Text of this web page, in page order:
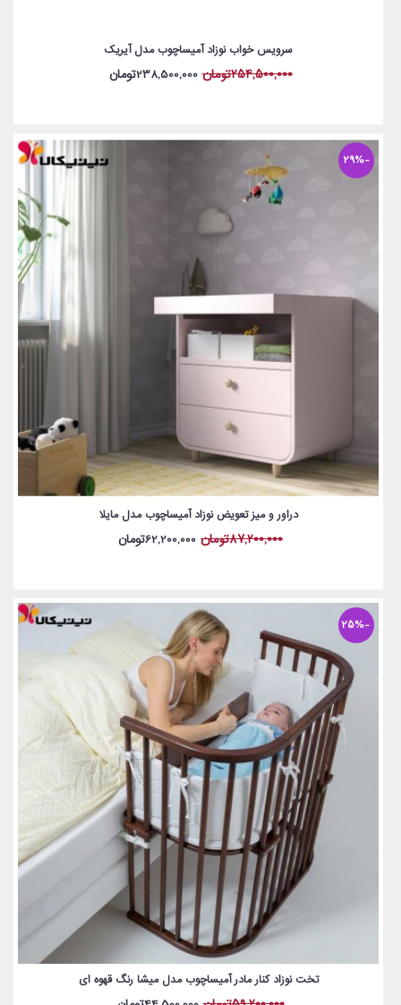
سرویس خواب نوزاد آمیساچوب مدل آیریک
254,500,000تومان 238,500,000تومان
-29%
دراور و میز تعویض نوزاد آمیساچوب مدل مایلا
87,200,000تومان 62,200,000تومان
-25%
تخت نوزاد کنار مادر آمیساچوب مدل میشا رنگ قهوه ای